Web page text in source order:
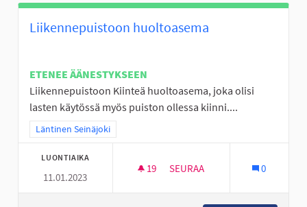
Liikennepuistoon huoltoasema
ETENEE ÄÄNESTYKSEEN
Liikennepuistoon Kiinteä huoltoasema, joka olisi
lasten käytössä myös puiston ollessa kiinni....
Rajaa tulokset teeman mukaan: Läntinen Seinäjoki
Läntinen Seinäjoki
LUONTIAIKA
11.01.2023
19 19 SEURAAJAA
SEURAA 0